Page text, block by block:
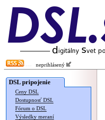
neprihlásený
DSL pripojenie
Ceny DSL
Dostupnosť DSL
Fórum o DSL
Výsledky meraní